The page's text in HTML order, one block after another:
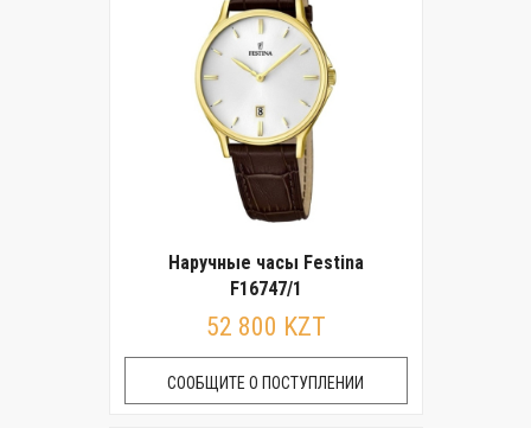
Наручные часы Festina
F16747/1
52 800 KZT
СООБЩИТЕ О ПОСТУПЛЕНИИ